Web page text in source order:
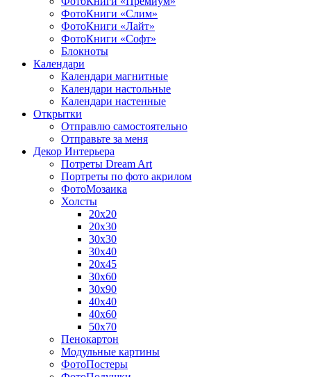
ФотоКниги «Слим»
ФотоКниги «Лайт»
ФотоКниги «Софт»
Блокноты
Календари
Календари магнитные
Календари настольные
Календари настенные
Открытки
Отправлю самостоятельно
Отправьте за меня
Декор Интерьера
Потреты Dream Art
Портреты по фото акрилом
ФотоМозаика
Холсты
20х20
20х30
30х30
30х40
20х45
30х60
30х90
40х40
40х60
50х70
Пенокартон
Модульные картины
ФотоПостеры